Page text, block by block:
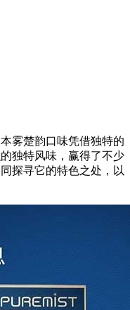
雾楚韵口味凭借独特的
独特风味，赢得了不少
探寻它的特色之处，以